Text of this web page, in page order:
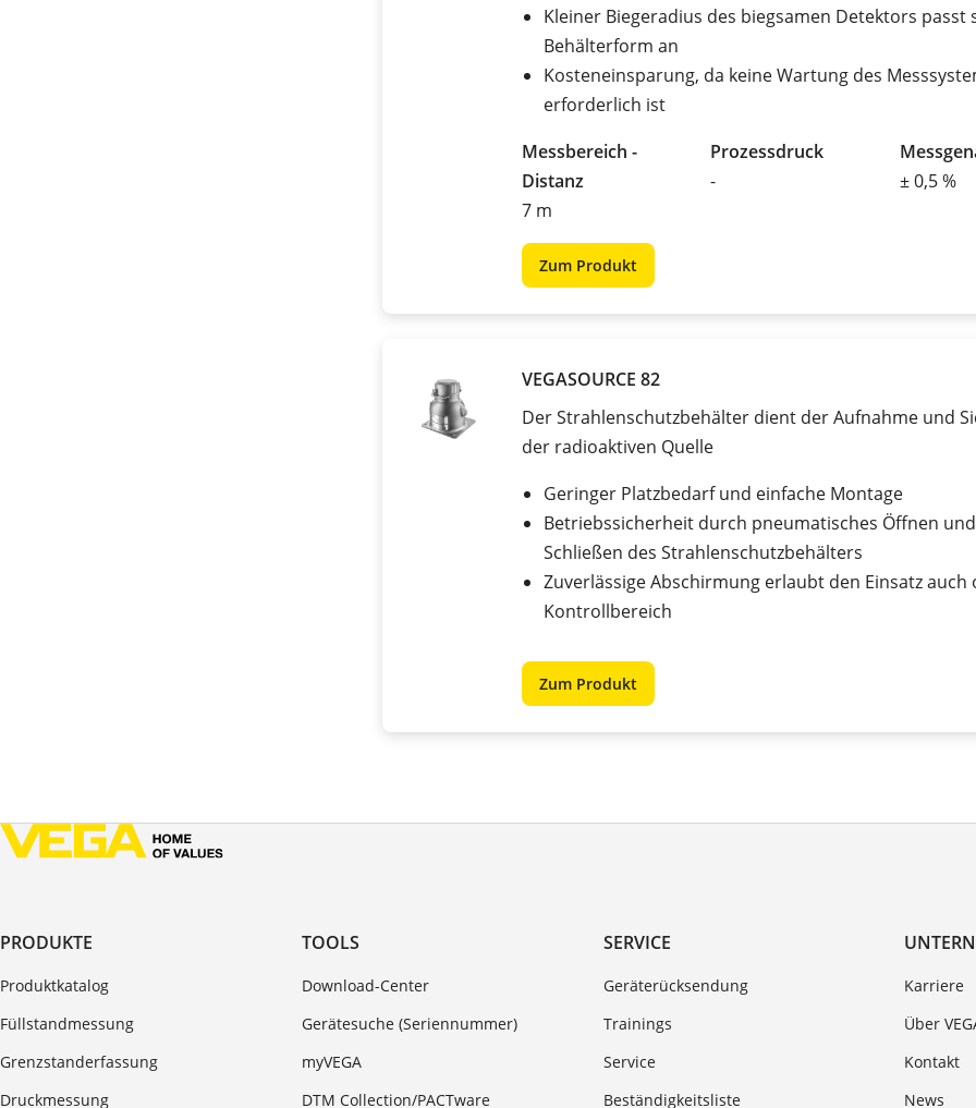
Kleiner Biegeradius des biegsamen Detektors passt
Behälterform an
Kosteneinsparung, da keine Wartung des
erforderlich ist
Messbereich -
Distanz
7 m
Prozessdruck
-
± 0,5 %
Zum Produkt
VEGASOURCE 82
Der Strahlenschutzbehälter dient der Aufnahme und
der radioaktiven Quelle
Geringer Platzbedarf und einfache Montage
Betriebssicherheit durch pneumatisches Öffnen und
Schließen des Strahlenschutzbehälters
Zuverlässige Abschirmung erlaubt den Einsatz auch
Kontrollbereich
Zum Produkt
PRODUKTE
Produktkatalog
Füllstandmessung
Grenzstanderfassung
Druckmessung
TOOLS
Download-Center
Gerätesuche (Seriennummer)
myVEGA
DTM Collection/PACTware
SERVICE
Geräterücksendung
Trainings
Service
Beständigkeitsliste
Karriere
Über
Kontakt
News